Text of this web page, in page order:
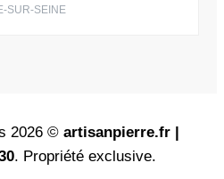
SUR-SEINE
2026 © artisanpierre.fr |
. Propriété exclusive.